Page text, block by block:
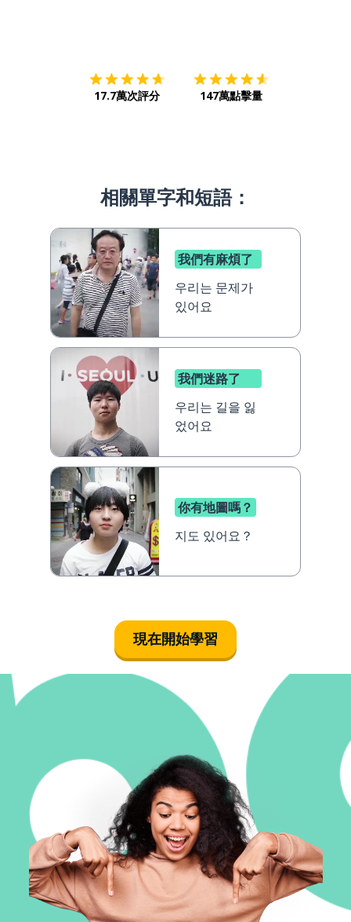
17.7萬次評分 147萬點擊量
相關單字和短語：
我們有麻煩了
우리는 문제가
있어요
我們迷路了
우리는 길을 잃
었어요
你有地圖嗎？
지도 있어요？
現在開始學習